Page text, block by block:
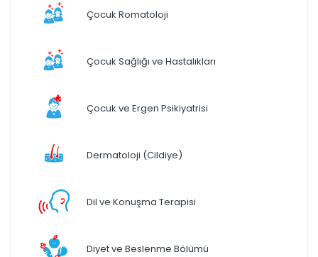
Çocuk Romatoloji
Çocuk Sağlığı ve Hastalıkları
Çocuk ve Ergen Psikiyatrisi
Dermatoloji (Cildiye)
Dil ve Konuşma Terapisi
Diyet ve Beslenme Bölümü